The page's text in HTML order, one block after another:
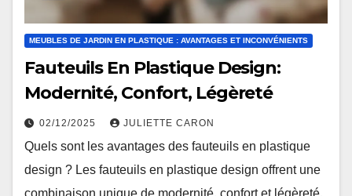
MEUBLES DE JARDIN EN PLASTIQUE : AVANTAGES ET INCONVÉNIENTS
Fauteuils En Plastique Design:
Modernité, Confort, Légèreté
02/12/2025 JULIETTE CARON
Quels sont les avantages des fauteuils en plastique
design ? Les fauteuils en plastique design offrent une
combinaison unique de modernité, confort et légèreté,